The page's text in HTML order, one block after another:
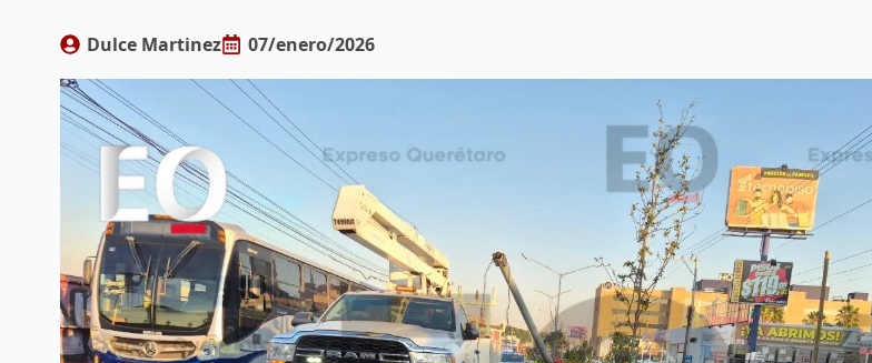
Dulce Martinez 07/enero/2026